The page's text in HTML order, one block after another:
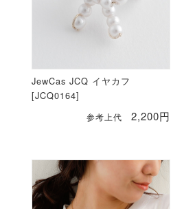
JewCas JCQ イヤカフ
[JCQ0164]
参考上代 2,200円